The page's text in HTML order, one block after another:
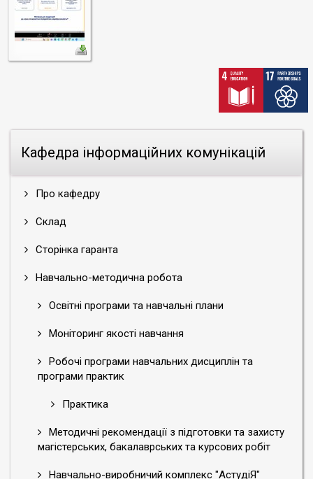
Кафедра інформаційних комунікацій
Про кафедру
Склад
Сторінка гаранта
Навчально-методична робота
Освітні програми та навчальні плани
Моніторинг якості навчання
Робочі програми навчальних дисциплін та
програми практик
Практика
Методичні рекомендації з підготовки та захисту
магістерських, бакалаврських та курсових робіт
Навчально-виробничий комплекс "АстудіЯ"